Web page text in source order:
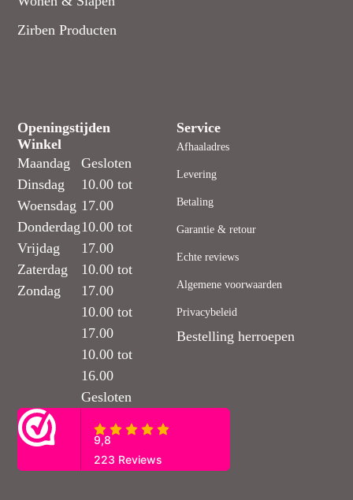
Zirben Producten
Openingstijden
Winkel
Maandag
Dinsdag
Woensdag
Donderdag
Vrijdag
Zaterdag
Zondag
Gesloten
10.00 tot
17.00
10.00 tot
17.00
10.00 tot
17.00
10.00 tot
17.00
10.00 tot
16.00
Gesloten
Service
Afhaaladres
Levering
Betaling
Garantie & retour
Echte reviews
Algemene voorwaarden
Privacybeleid
Bestelling herroepen